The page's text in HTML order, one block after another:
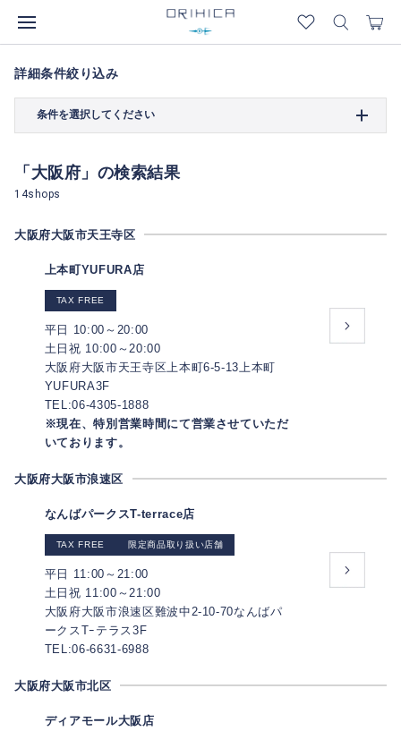
詳細条件絞り込み
条件を選択してください
「大阪府」の検索結果
14shops
大阪府大阪市天王寺区
上本町YUFURA店
TAX FREE
平日 10:00～20:00
土日祝 10:00～20:00
大阪府大阪市天王寺区上本町6-5-13上本町
YUFURA3F
TEL:06-4305-1888
※現在、特別営業時間にて営業させていただ
いております。
大阪府大阪市浪速区
なんばパークスT-terrace店
TAX FREE 限定商品取り扱い店舗
平日 11:00～21:00
土日祝 11:00～21:00
大阪府大阪市浪速区難波中2-10-70なんばパ
ークスTｰテラス3F
TEL:06-6631-6988
大阪府大阪市北区
ディアモール大阪店